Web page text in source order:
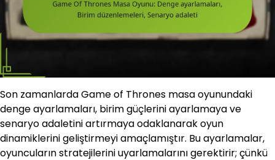
Son zamanlarda Game of Thrones masa oyunundaki
denge ayarlamaları, birim güçlerini ayarlamaya ve
senaryo adaletini artırmaya odaklanarak oyun
dinamiklerini geliştirmeyi amaçlamıştır. Bu ayarlamalar,
oyuncuların stratejilerini uyarlamalarını gerektirir; çünkü